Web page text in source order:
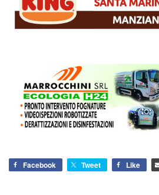
Facebook Tweet Like